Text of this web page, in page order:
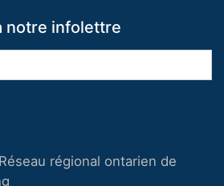
notre infolettre
Réseau régional ontarien de